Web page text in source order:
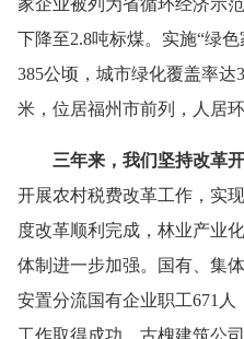
下降至2.8吨标煤。实施“绿色
385公顷 ，城市绿化覆盖率达
米 ，位居福州市前列，人居
三年来，我们坚持改革
开展农村税费改革工作，实
度改革顺利完成，林业产业
体制进一步加强。国有、集
安置分流国有企业职工671 人
工作取得成功，古槐建筑公